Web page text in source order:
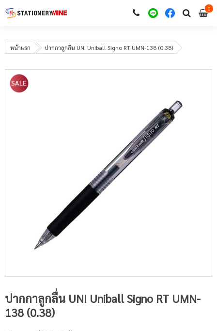
00
หน้าแรก ปากกาลูกลื่น UNI Uniball Signo RT UMN-138 (0.38)
ปากกาลูกลื่น UNI Uniball Signo RT UMN-
138 (0.38)